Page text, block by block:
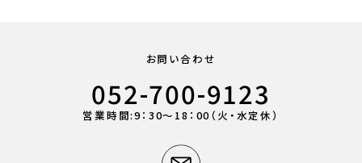
お問い合わせ
052-700-9123
営業時間:9：30〜18：00（火・水定休）